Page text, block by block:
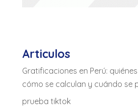
Articulos
Gratificaciones en Perú:
cómo se calculan y cuándo se
prueba tiktok